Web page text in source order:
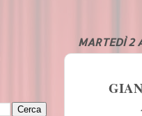
MARTEDÌ 2